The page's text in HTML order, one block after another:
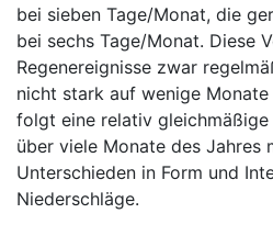
bei sieben Tage/Monat, die
bei sechs Tage/Monat. Diese
Regenereignisse zwar
nicht stark auf wenige
folgt eine relativ
über viele Monate des Jahres
Unterschieden in Form und
Niederschläge.